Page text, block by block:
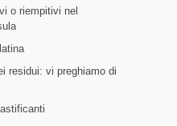
o riempitivi nel
residui: vi preghiamo di